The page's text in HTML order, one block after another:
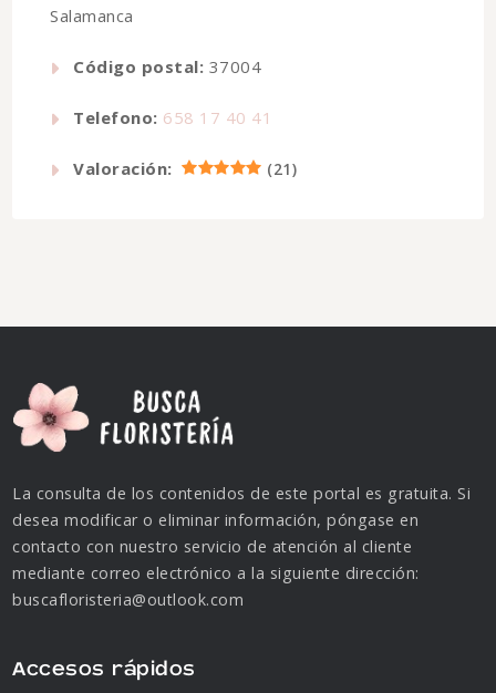
Salamanca
Código postal: 37004
Telefono: 658 17 40 41
Valoración: (21)
La consulta de los contenidos de este portal es gratuita. Si
desea modificar o eliminar información, póngase en
contacto con nuestro servicio de atención al cliente
mediante correo electrónico a la siguiente dirección:
buscafloristeria@outlook.com
Accesos rápidos